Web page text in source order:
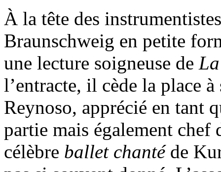
À la tête des
Braunschweig en petite
une lecture soigneuse de
l’entracte, il cède la place
Reynoso, apprécié en tant
partie mais également chef
célèbre ballet chanté de